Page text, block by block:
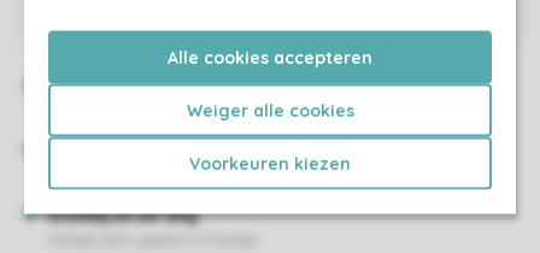
Alle cookies accepteren
Weiger alle cookies
Voorkeuren kiezen